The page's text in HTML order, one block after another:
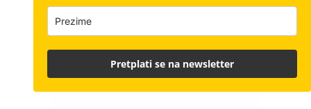
Pretplati se na newsletter